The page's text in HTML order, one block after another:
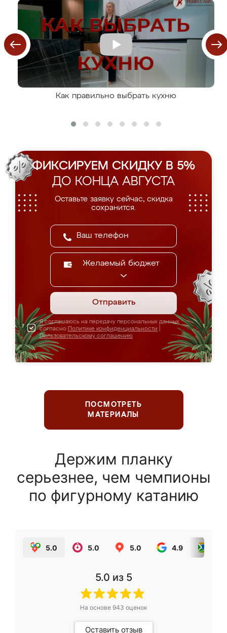
Как правильно выбрать кухню
ФИКСИРУЕМ СКИДКУ В 5%
ДО КОНЦА АВГУСТА
Оставьте заявку сейчас, скидка
сохранится.
Желаемый бюджет
Отправить
Я соглашаюсь на передачу персональных данных
согласно Политике конфиденциальности
Пользовательскому соглашению
ПОСМОТРЕТЬ
МАТЕРИАЛЫ
Держим планку
серьезнее, чем чемпионы
по фигурному катанию
5.0 5.0 5.0 4.9
5.0 из 5
На основе 943 оценок
Оставить отзыв